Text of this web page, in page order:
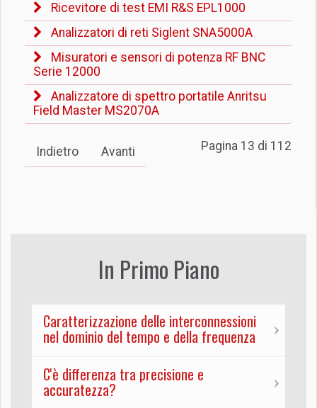
Ricevitore di test EMI R&S EPL1000
Analizzatori di reti Siglent SNA5000A
Misuratori e sensori di potenza RF BNC
Serie 12000
Analizzatore di spettro portatile Anritsu
Field Master MS2070A
Pagina 13 di 112
Indietro Avanti
In Primo Piano
Caratterizzazione delle interconnessioni
nel dominio del tempo e della frequenza
C'è differenza tra precisione e
accuratezza?